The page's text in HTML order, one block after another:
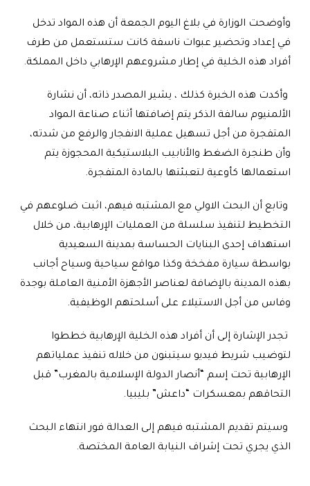
وأوضحت الوزارة في بلاغ اليوم الجمعة أن هذه المواد تدخل
في إعداد وتحضير عبوات ناسفة كانت ستستعمل من طرف
أفراد هذه الخلية في إطار مشروعهم الإرهابي داخل المملكة.
‏وأكدت هذه الخبرة كذلك ، يشير المصدر ذاته، أن نشارة
الألمنيوم سالفة الذكر يتم إضافتها أثناء صناعة المواد
المتفجرة من أجل تسهيل عملية الانفجار والرفع من شدته،
وأن طنجرة الضغط والأنابيب البلاستيكية المحجوزة يتم
استعمالها كأوعية لتعبئتها بالمادة المتفجرة.
‏ وتابع أن البحث الاولي مع المشتبه فيهم، اثبت ضلوعهم في
التخطيط لتنفيذ سلسلة من العمليات الإرهابية، من خلال
استهداف إحدى البنايات الحساسة بمدينة السعيدية
بواسطة سيارة مفخخة وكذا مواقع سياحية وسياح أجانب
بهذه المدينة بالإضافة لعناصر الأجهزة الأمنية العاملة بوجدة
وفاس من أجل الاستيلاء على أسلحتهم الوظيفية.
‏ تجدر الإشارة إلى أن أفراد هذه الخلية الإرهابية خططوا
لتوضيب شريط فيديو سيتبنون من خلاله تنفيذ عملياتهم
الإرهابية تحت إسم “أنصار الدولة الإسلامية بالمغرب” قبل
التحاقهم بمعسكرات “داعش” بليبيا.
‏ وسيتم تقديم المشتبه فيهم إلى العدالة فور انتهاء البحث
الذي يجري تحت إشراف النيابة العامة المختصة.